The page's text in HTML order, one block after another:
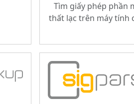
Tìm giấy phép phần
thất lạc trên máy tính